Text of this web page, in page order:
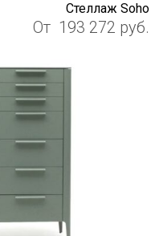
Стеллаж Soho
От 193 272 руб.